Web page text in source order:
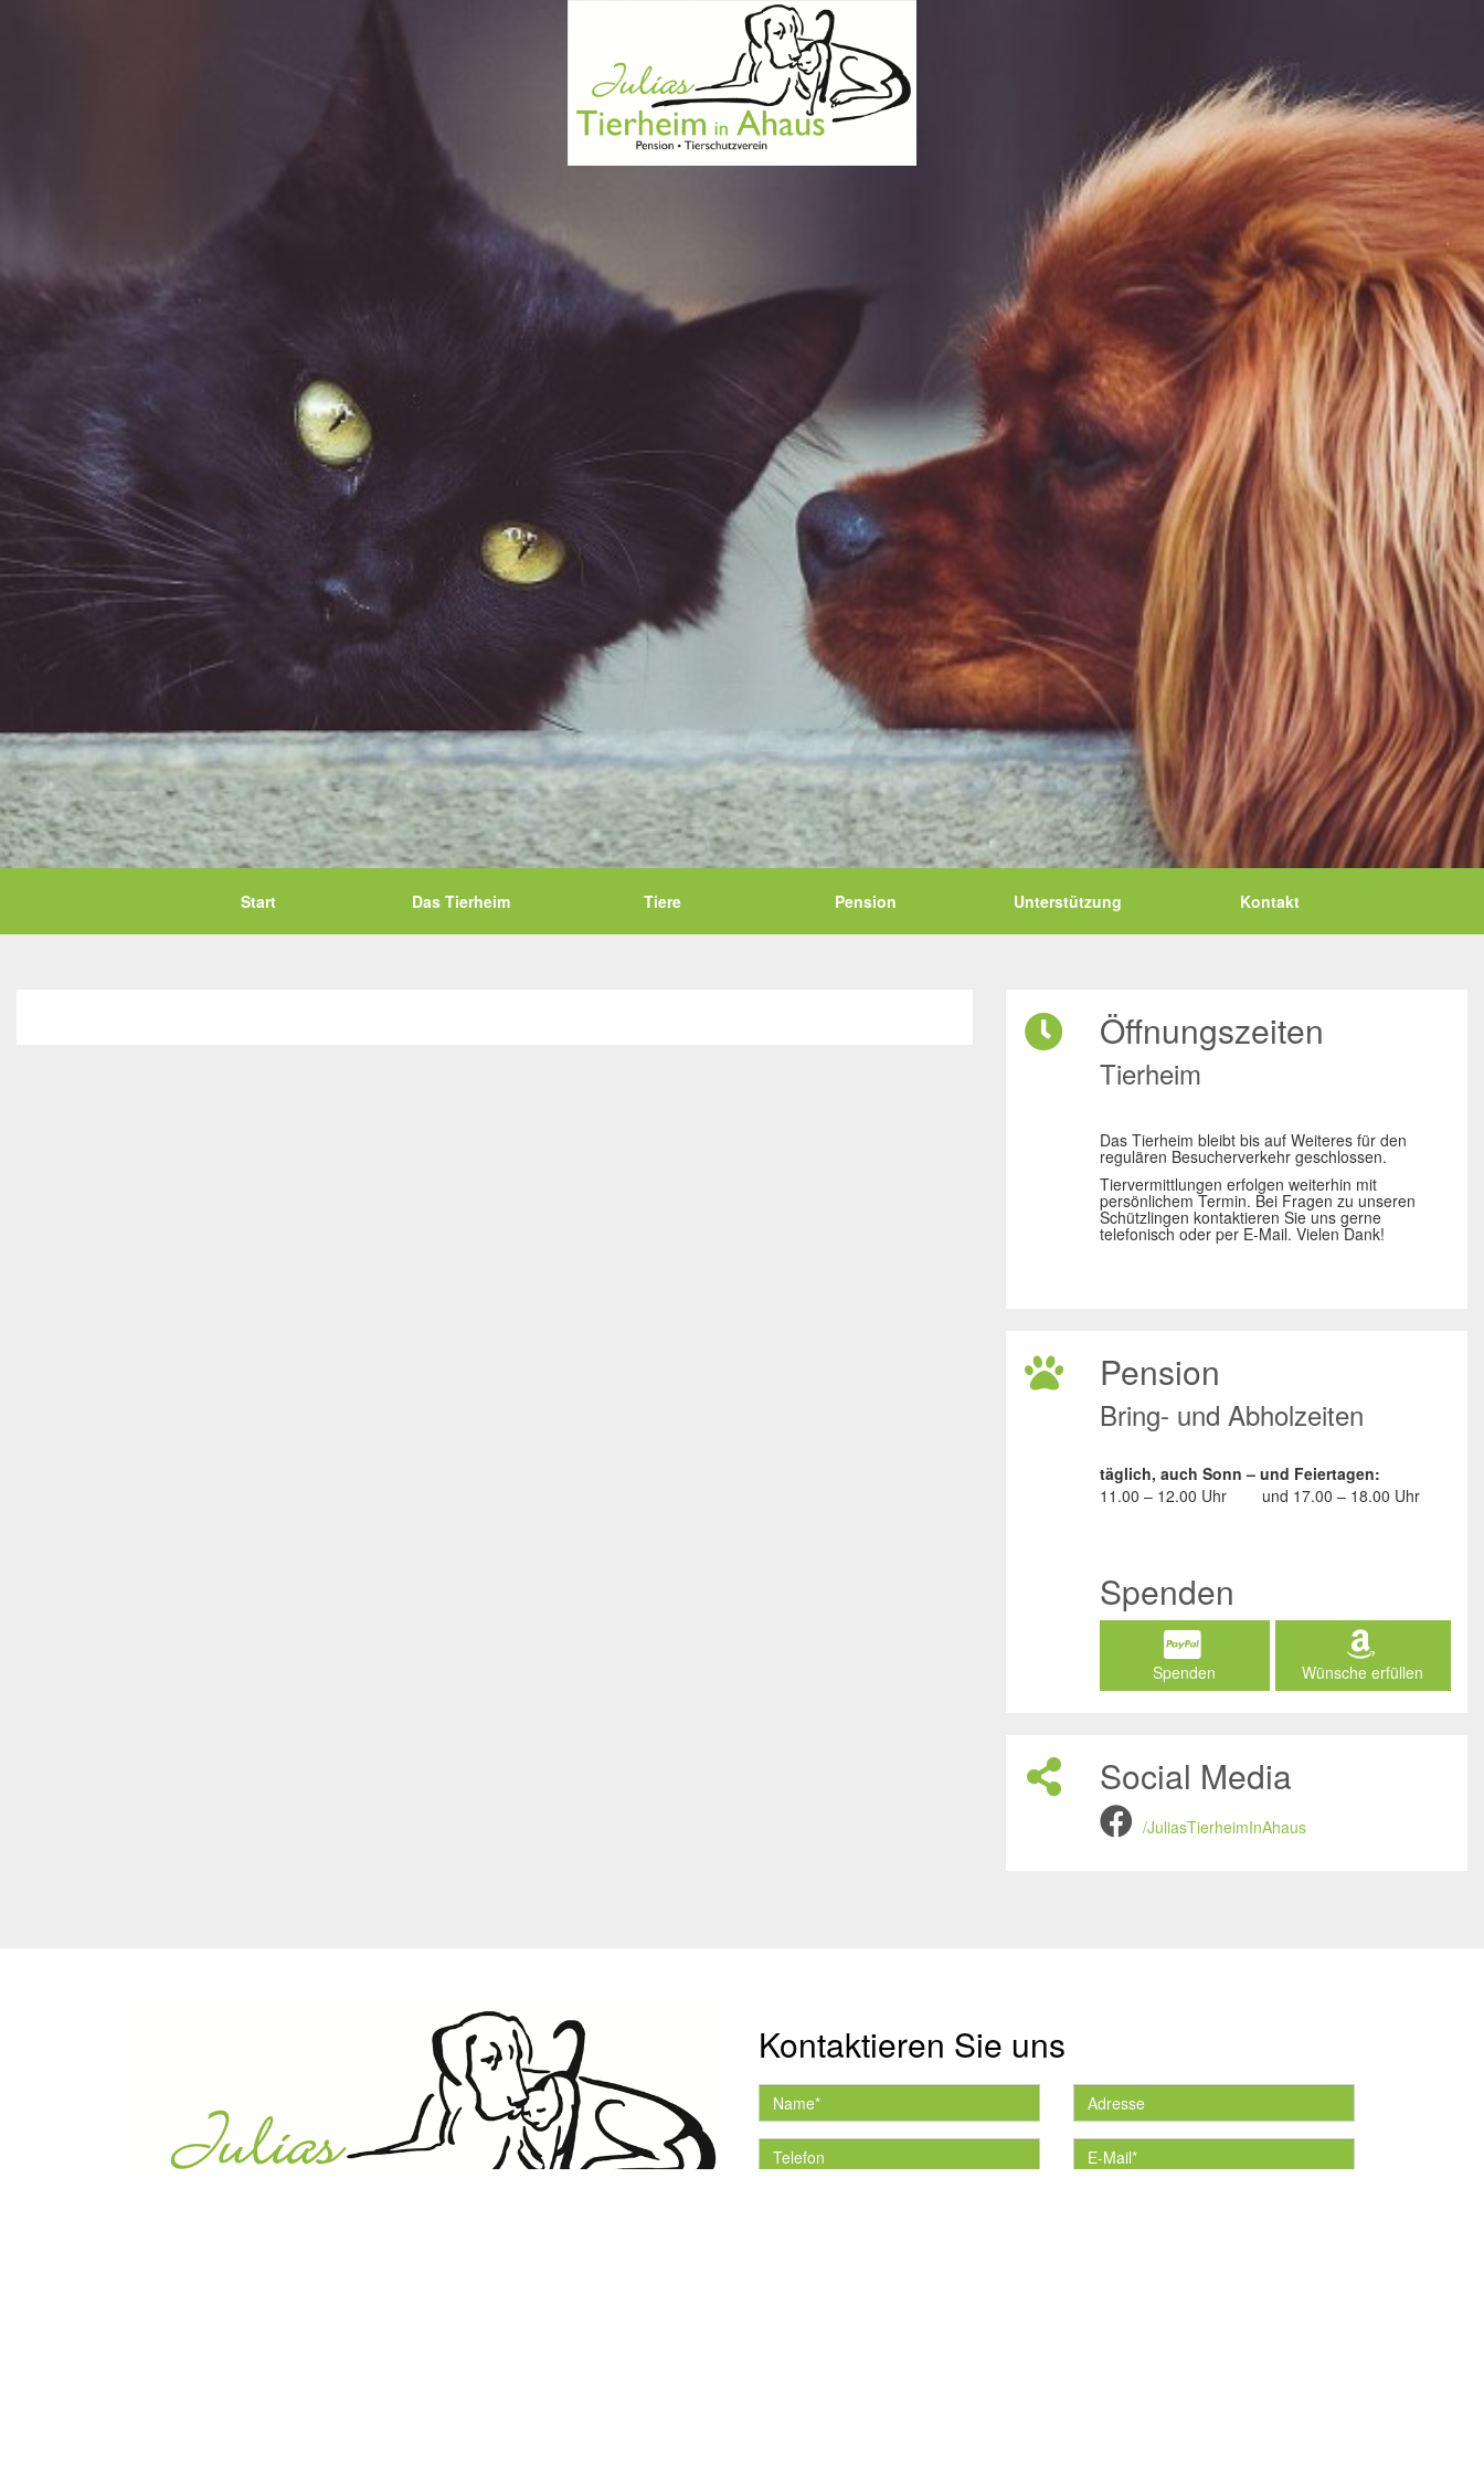
Start Das Tierheim Tiere Pension Unterstützung Kontakt
Öffnungszeiten
Tierheim
Das Tierheim bleibt bis auf Weiteres für den
regulären Besucherverkehr geschlossen.
Tiervermittlungen erfolgen weiterhin mit
persönlichem Termin. Bei Fragen zu unseren
Schützlingen kontaktieren Sie uns gerne
telefonisch oder per E-Mail. Vielen Dank!
Pension
Bring- und Abholzeiten
täglich, auch Sonn – und Feiertagen:
11.00 – 12.00 Uhr
und 17.00 – 18.00 Uhr
Spenden
Spenden Wünsche erfüllen
Social Media
/JuliasTierheimInAhaus
Kontaktieren Sie uns